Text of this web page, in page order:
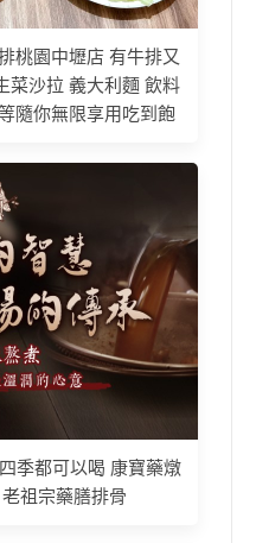
桃園中壢店 有牛排又
菜沙拉 義大利麵 飲料
隨你無限享用吃到飽
季都可以喝 康寶藥燉
祖宗藥膳排骨